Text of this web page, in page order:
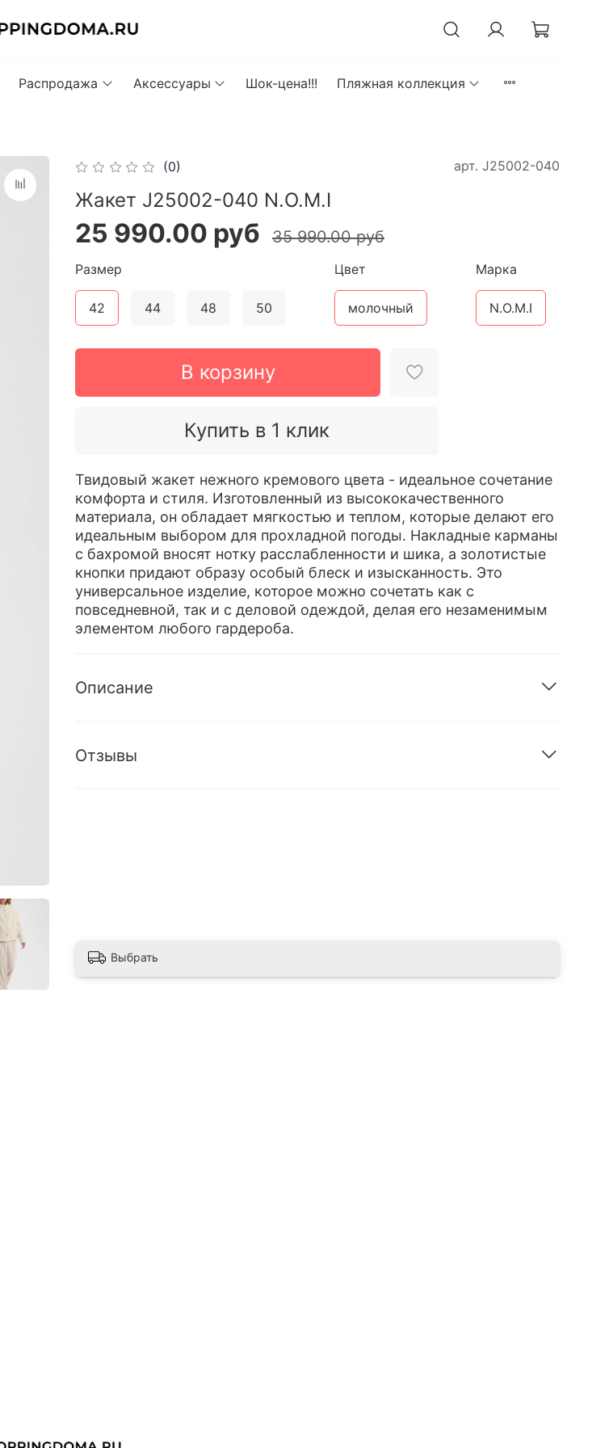
Распродажа Аксессуары Шок-цена!!! Пляжная коллекция
(0) арт. J25002-040
Жакет J25002-040 N.O.M.I
25 990.00 руб 35 990.00 руб
В корзину
Купить в 1 клик
Размер
42 44 48 50
Цвет
молочный
Марка
N.O.M.I
Твидовый жакет нежного кремового цвета - идеальное сочетание
комфорта и стиля. Изготовленный из высококачественного
материала, он обладает мягкостью и теплом, которые делают его
идеальным выбором для прохладной погоды. Накладные карманы
с бахромой вносят нотку расслабленности и шика, а золотистые
кнопки придают образу особый блеск и изысканность. Это
универсальное изделие, которое можно сочетать как с
повседневной, так и с деловой одеждой, делая его незаменимым
элементом любого гардероба.
Описание
Отзывы
Выбрать